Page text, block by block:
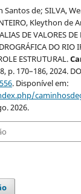
Santos de; SILVA,
Kleython de
DE VALORES DE
DO RIO
ESTRUTURAL.
p. 170–186, 2024.
. Disponível em:
2026.